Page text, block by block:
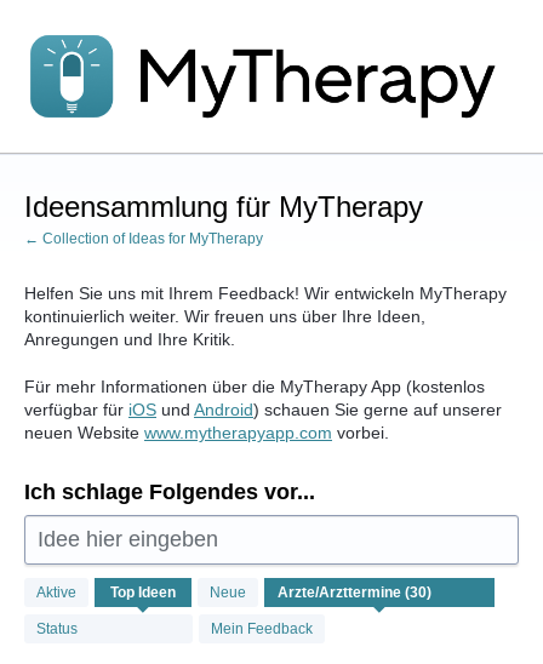
Inhalt
springen
Ideensammlung für MyTherapy
← Collection of Ideas for MyTherapy
Helfen Sie uns mit Ihrem Feedback! Wir entwickeln MyTherapy
kontinuierlich weiter. Wir freuen uns über Ihre Ideen,
Anregungen und Ihre Kritik.
Für mehr Informationen über die MyTherapy App (kostenlos
verfügbar für iOS und Android) schauen Sie gerne auf unserer
neuen Website www.mytherapyapp.com vorbei.
Ich schlage Folgendes vor...
Idee hier eingeben
Aktive Top Ideen Neue
Status Mein Feedback
30
gefundene
Ergebnisse